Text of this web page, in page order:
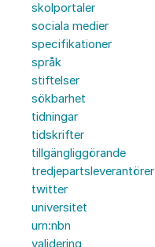
skolportaler
sociala medier
specifikationer
språk
stiftelser
sökbarhet
tidningar
tidskrifter
tillgängliggörande
tredjepartsleverantörer
twitter
universitet
urn:nbn
validering